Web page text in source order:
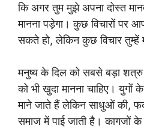
कि अगर तुम मुझे अपना दोस्त मानते
मानना पड़ेगा। कुछ विचारों पर
सकते हो, लेकिन कुछ विचार तुम्हें
मनुष्य के दिल को सबसे बड़ा शत्रु
को भी खुदा मानना चाहिए।
माने जाते हैं लेकिन साधुओं की,
समाज में पाई जाती है। कागजों